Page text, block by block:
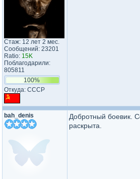
Стаж: 12 лет 2 мес.
Сообщений: 23201
Ratio: 15K
Поблагодарили:
805811
100%
Откуда: CCCP
bah_denis
Добротный боевик.
раскрыта.